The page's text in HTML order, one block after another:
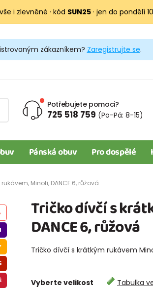
i zlevněné · kód SUN25 · jen do pondělí
zákazníkem? Zaregistrujte se.
Potřebujete pomoci?
725 518 759 (Po-Pá: 8-15)
Pánská obuv Pro dospělé
Minoti, DANCE 6, růžová
Tričko dívčí s
DANCE 6, růžová
Tričko dívčí s krátkým rukávem
Vyberte velikost
Tabulka